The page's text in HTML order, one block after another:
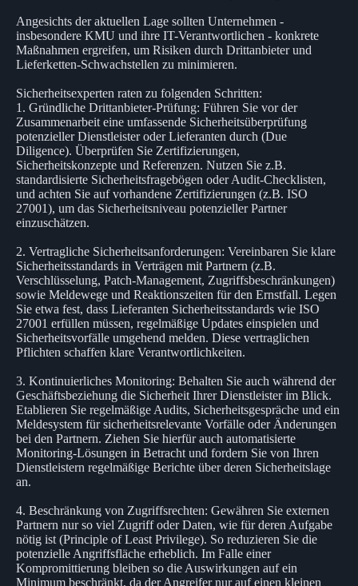
Angesichts der aktuellen Lage sollten Unternehmen -
insbesondere KMU und ihre IT-Verantwortlichen - konkrete
Maßnahmen ergreifen, um Risiken durch Drittanbieter und
Lieferketten-Schwachstellen zu minimieren.
Sicherheitsexperten raten zu folgenden Schritten:
1. Gründliche Drittanbieter-Prüfung: Führen Sie vor der
Zusammenarbeit eine umfassende Sicherheitsüberprüfung
potenzieller Dienstleister oder Lieferanten durch (Due
Diligence). Überprüfen Sie Zertifizierungen,
Sicherheitskonzepte und Referenzen. Nutzen Sie z.B.
standardisierte Sicherheitsfragebögen oder Audit-Checklisten,
und achten Sie auf vorhandene Zertifizierungen (z.B. ISO
27001), um das Sicherheitsniveau potenzieller Partner
einzuschätzen.
2. Vertragliche Sicherheitsanforderungen: Vereinbaren Sie klare
Sicherheitsstandards in Verträgen mit Partnern (z.B.
Verschlüsselung, Patch-Management, Zugriffsbeschränkungen)
sowie Meldewege und Reaktionszeiten für den Ernstfall. Legen
Sie etwa fest, dass Lieferanten Sicherheitsstandards wie ISO
27001 erfüllen müssen, regelmäßige Updates einspielen und
Sicherheitsvorfälle umgehend melden. Diese vertraglichen
Pflichten schaffen klare Verantwortlichkeiten.
3. Kontinuierliches Monitoring: Behalten Sie auch während der
Geschäftsbeziehung die Sicherheit Ihrer Dienstleister im Blick.
Etablieren Sie regelmäßige Audits, Sicherheitsgespräche und ein
Meldesystem für sicherheitsrelevante Vorfälle oder Änderungen
bei den Partnern. Ziehen Sie hierfür auch automatisierte
Monitoring-Lösungen in Betracht und fordern Sie von Ihren
Dienstleistern regelmäßige Berichte über deren Sicherheitslage
an.
4. Beschränkung von Zugriffsrechten: Gewähren Sie externen
Partnern nur so viel Zugriff oder Daten, wie für deren Aufgabe
nötig ist (Principle of Least Privilege). So reduzieren Sie die
potenzielle Angriffsfläche erheblich. Im Falle einer
Kompromittierung bleiben so die Auswirkungen auf ein
Minimum beschränkt, da der Angreifer nur auf einen kleinen